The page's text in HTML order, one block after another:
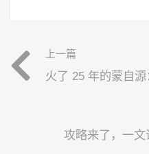
上一篇
攻略来了，一